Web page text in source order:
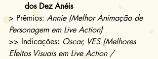
dos Dez Anéis
> Prêmios: Annie (Melhor Animação de
Personagem em Live Action)
>> Indicações: Oscar, VES (Melhores
Efeitos Visuais em Live Action /